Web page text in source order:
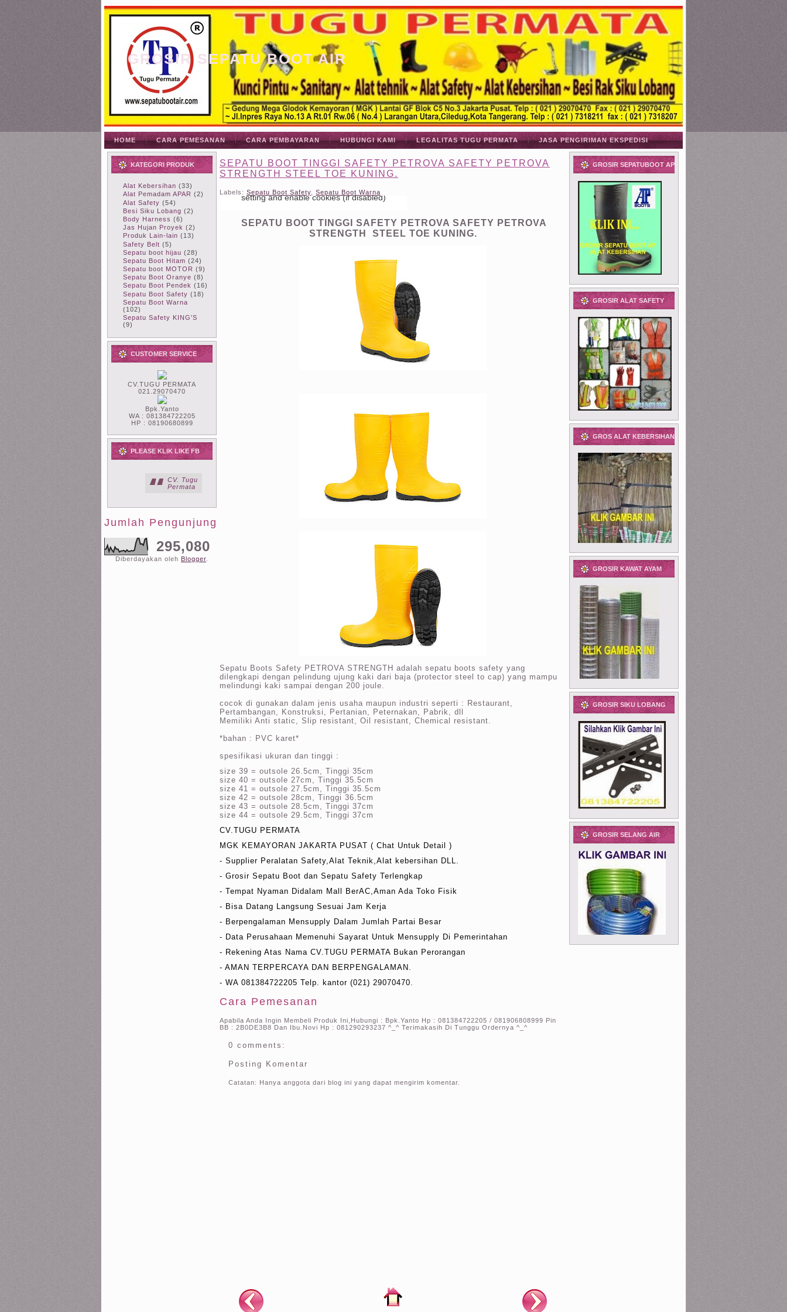
GROSIR SEPATU BOOT AIR
HOME CARA PEMESANAN CARA PEMBAYARAN HUBUNGI KAMI LEGALITAS TUGU PERMATA JASA PENGIRIMAN EKSPEDISI
KATEGORI PRODUK
Alat Kebersihan (33)
Alat Pemadam APAR (2)
Alat Safety (54)
Besi Siku Lobang (2)
Body Harness (6)
Jas Hujan Proyek (2)
Produk Lain-lain (13)
Safety Belt (5)
Sepatu boot hijau (28)
Sepatu Boot Hitam (24)
Sepatu boot MOTOR (9)
Sepatu Boot Oranye (8)
Sepatu Boot Pendek (16)
Sepatu Boot Safety (18)
Sepatu Boot Warna
(102)
Sepatu Safety KING'S
(9)
CUSTOMER SERVICE
CV.TUGU PERMATA
021.29070470
Bpk.Yanto
WA : 081384722205
HP : 08190680899
PLEASE KLIK LIKE FB
CV. Tugu
Permata
Jumlah Pengunjung
295,080
Diberdayakan oleh Blogger
SEPATU BOOT TINGGI SAFETY PETROVA SAFETY PETROVA
STRENGTH STEEL TOE KUNING.
Labels: Sepatu Boot Safety Sepatu Boot Warna
SEPATU BOOT TINGGI SAFETY PETROVA SAFETY PETROVA
STRENGTH STEEL TOE KUNING.
Sepatu Boots Safety PETROVA STRENGTH adalah sepatu boots safety yang
dilengkapi dengan pelindung ujung kaki dari baja (protector steel to cap) yang mampu
melindungi kaki sampai dengan 200 joule.
cocok di gunakan dalam jenis usaha maupun industri seperti : Restaurant,
Pertambangan, Konstruksi, Pertanian, Peternakan, Pabrik, dll
Memiliki Anti static, Slip resistant, Oil resistant, Chemical resistant.
*bahan : PVC karet*
spesifikasi ukuran dan tinggi :
size 39 = outsole 26.5cm, Tinggi 35cm
size 40 = outsole 27cm, Tinggi 35.5cm
size 41 = outsole 27.5cm, Tinggi 35.5cm
size 42 = outsole 28cm, Tinggi 36.5cm
size 43 = outsole 28.5cm, Tinggi 37cm
size 44 = outsole 29.5cm, Tinggi 37cm
CV.TUGU PERMATA
MGK KEMAYORAN JAKARTA PUSAT ( Chat Untuk Detail )
- Supplier Peralatan Safety,Alat Teknik,Alat kebersihan DLL.
- Grosir Sepatu Boot dan Sepatu Safety Terlengkap
- Tempat Nyaman Didalam Mall BerAC,Aman Ada Toko Fisik
- Bisa Datang Langsung Sesuai Jam Kerja
- Berpengalaman Mensupply Dalam Jumlah Partai Besar
- Data Perusahaan Memenuhi Sayarat Untuk Mensupply Di Pemerintahan
- Rekening Atas Nama CV.TUGU PERMATA Bukan Perorangan
- AMAN TERPERCAYA DAN BERPENGALAMAN.
- WA 081384722205 Telp. kantor (021) 29070470.
Cara Pemesanan
Apabila Anda Ingin Membeli Produk Ini,Hubungi : Bpk.Yanto Hp : 081384722205 / 081906808999 Pin
BB : 2B0DE3B8 Dan Ibu.Novi Hp : 081290293237 ^_^ Terimakasih Di Tunggu Ordernya ^_^
0 comments:
Posting Komentar
Catatan: Hanya anggota dari blog ini yang dapat mengirim komentar.
GROSIR SEPATUBOOT AP
GROSIR ALAT SAFETY
GROS ALAT KEBERSIHAN
GROSIR KAWAT AYAM
GROSIR SIKU LOBANG
GROSIR SELANG AIR